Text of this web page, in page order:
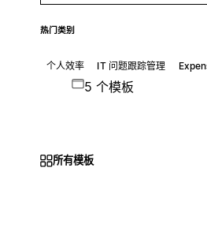
热门类别
个人效率 IT 问题跟踪管理
5 个模板
所有模板